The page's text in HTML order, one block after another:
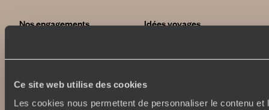
Ce site web utilise des cookies
Les cookies nous permettent de personnaliser le contenu et
Nos engagements
Tourisme responsable
Qui sommes-nous ?
Idées voyages
Voyage de noces
Week-end en amoureux
Vacances d’été